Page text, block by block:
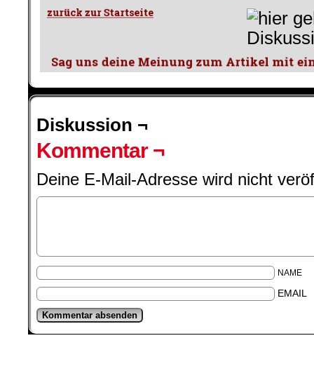
Diskussion ¬
Kommentar ¬
Deine E-Mail-Adresse wird nicht
NAME
EMAIL